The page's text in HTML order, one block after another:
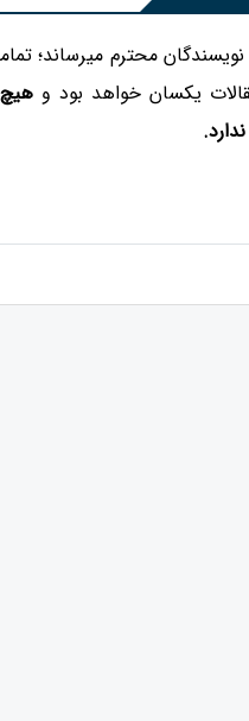
نویسندگان محترم میرساند؛
یکسان خواهد بود و